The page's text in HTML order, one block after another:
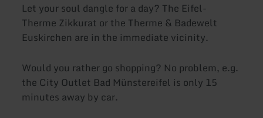
Let your soul dangle for a day? The Eifel-
Therme Zikkurat or the Therme & Badewelt
Euskirchen are in the immediate vicinity.
Would you rather go shopping? No problem, e.g.
the City Outlet Bad Münstereifel is only 15
minutes away by car.